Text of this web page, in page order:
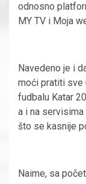
odnosno
MY TV i Moja
Navedeno je i
moći pratiti sve
fudbalu Katar
a i na servisima
što se kasnije
Naime, sa